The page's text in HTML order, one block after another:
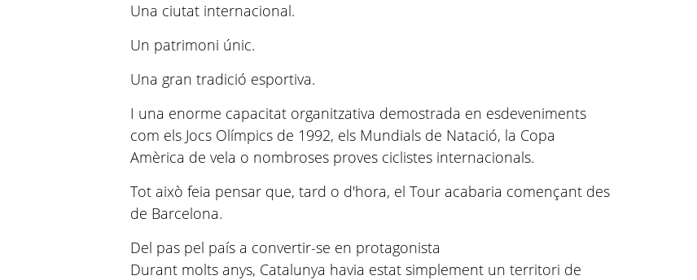
Una ciutat internacional.
Un patrimoni únic.
Una gran tradició esportiva.
I una enorme capacitat organitzativa demostrada en esdeveniments
com els Jocs Olímpics de 1992, els Mundials de Natació, la Copa
Amèrica de vela o nombroses proves ciclistes internacionals.
Tot això feia pensar que, tard o d'hora, el Tour acabaria començant des
de Barcelona.
Del pas pel país a convertir-se en protagonista
Durant molts anys, Catalunya havia estat simplement un territori de